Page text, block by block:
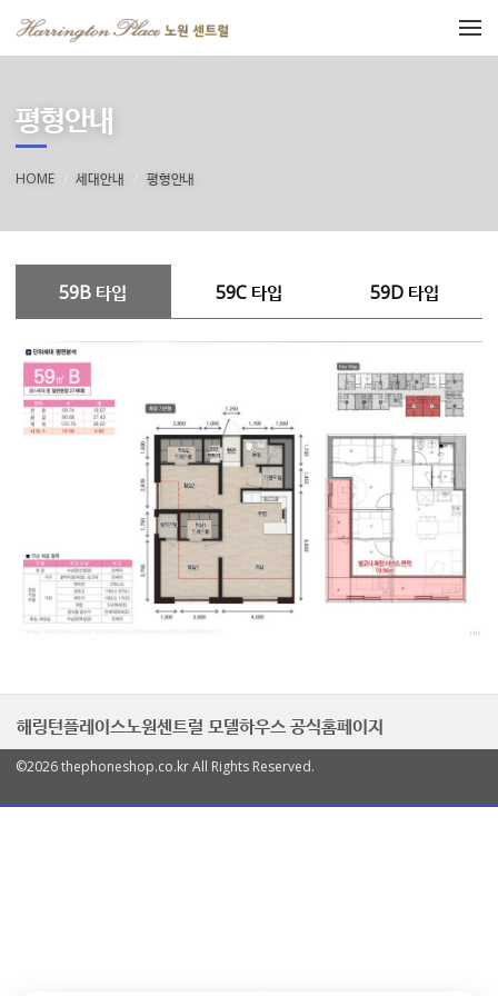
평형안내
HOME 세대안내 평형안내
59B 타입 59C 타입 59D 타입
해링턴플레이스노원센트럴 모델하우스 공식홈페이지
©2026 thephoneshop.co.kr All Rights Reserved.